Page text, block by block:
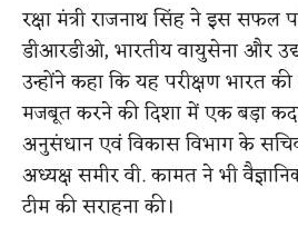
रक्षा मंत्री राजनाथ सिंह ने इस सफल
डीआरडीओ, भारतीय वायुसेना और
उन्होंने कहा कि यह परीक्षण भारत की
मजबूत करने की दिशा में एक बड़ा
अनुसंधान एवं विकास विभाग के
अध्यक्ष समीर वी. कामत ने भी
टीम की सराहना की।